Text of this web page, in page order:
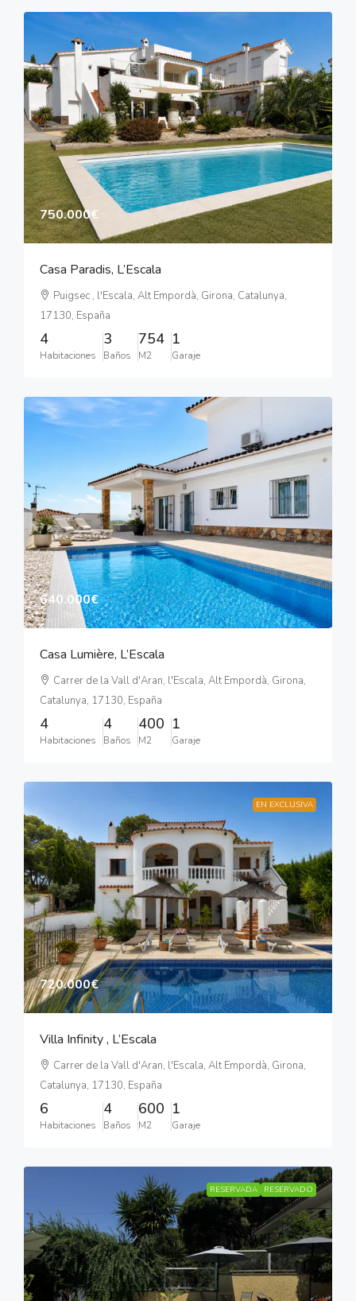
750.000€
Casa Paradis, L’Escala
Puigsec , l'Escala, Alt Empordà, Girona, Catalunya,
17130, España
4
Habitaciones
3
Baños
754
M2
1
Garaje
640.000€
Casa Lumière, L’Escala
Carrer de la Vall d'Aran, l'Escala, Alt Empordà, Girona,
Catalunya, 17130, España
4
Habitaciones
4
Baños
400
M2
1
Garaje
EN EXCLUSIVA
720.000€
Villa Infinity , L’Escala
Carrer de la Vall d'Aran, l'Escala, Alt Empordà, Girona,
Catalunya, 17130, España
6
Habitaciones
4
Baños
600
M2
1
Garaje
RESERVADA RESERVADO